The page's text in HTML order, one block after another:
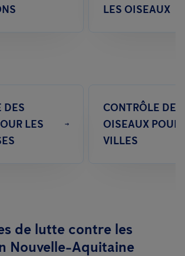
LES OISEAUX
DES
LES
CONTRÔLE DES
OISEAUX POUR
VILLES
de lutte contre les
Nouvelle-Aquitaine